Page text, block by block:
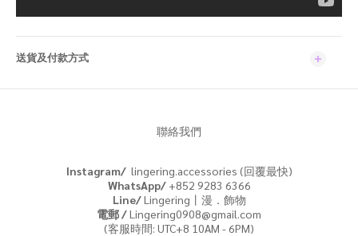
送貨及付款方式
聯絡我們
Instagram/ lingering.accessories (回覆最快)
WhatsApp/+852 9283 6366
Line/Lingering丨漫．飾物
電郵 /Lingering0908@gmail.com
(客服時間: UTC+8 10AM - 6PM)